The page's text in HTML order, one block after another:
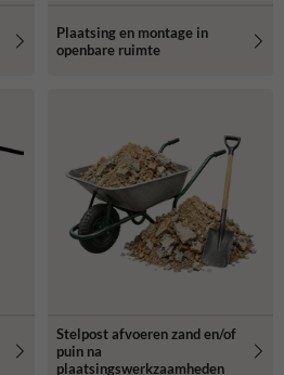
Plaatsing en montage in
openbare ruimte
Stelpost afvoeren zand en/of
puin na
plaatsingswerkzaamheden